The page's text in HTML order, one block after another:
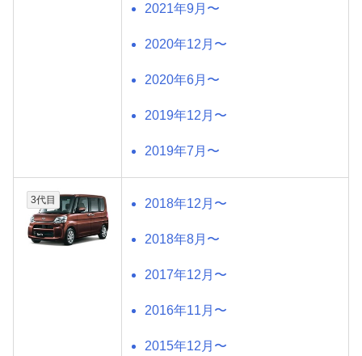
2021年9月〜
2020年12月〜
2020年6月〜
2019年12月〜
2019年7月〜
3代目 2018年12月〜
2018年8月〜
2017年12月〜
2016年11月〜
2015年12月〜